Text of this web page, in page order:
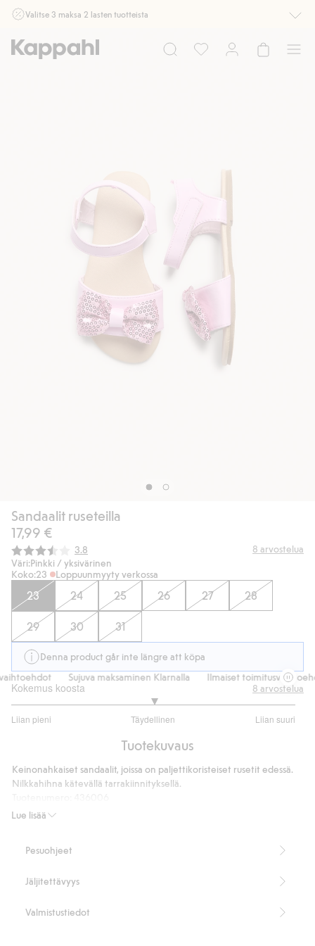
Valitse 3 maksa 2 lasten tuotteista
myymälässä ja verkossa. Ei voi yhdistää muihin alennuksiin tai tarjouksiin.
Sandaalit ruseteilla
17,99 €
Keskimääräinen luokitus:
3.8 8 arvostelua
Väri:Pinkki / yksivärinen
Koko:23 Loppuunmyyty verkossa
23 24 25 26 27 28
29 30 31
Denna product går inte längre att köpa
Sujuva maksaminen Klarnalla Ilmaiset
Kokemus koosta
Liian pieni Täydellinen Liian suuri
/
ääneen
8 arvostelua
Tuotekuvaus
Lue lisää
Keinonahkaiset sandaalit, joissa on paljettikoristeiset rusetit edessä.
Nilkkahihna kätevällä tarrakiinnityksellä.
Pesuohjeet
Jäljitettävyys
Valmistustiedot